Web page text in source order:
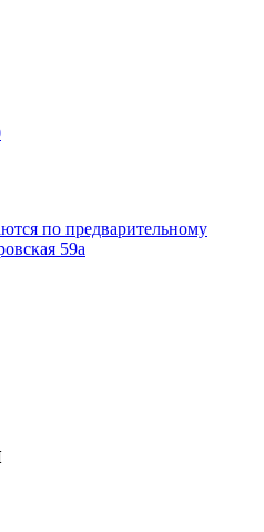
по предварительному
59а